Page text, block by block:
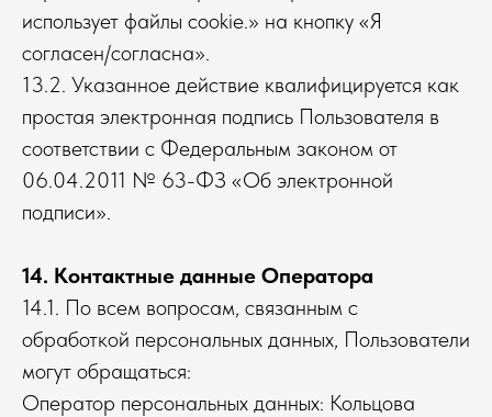
использует файлы cookie.» на кнопку «Я
согласен/согласна».
13.2. Указанное действие квалифицируется как
простая электронная подпись Пользователя в
соответствии с Федеральным законом от
06.04.2011 № 63-ФЗ «Об электронной
подписи».
14. Контактные данные Оператора
14.1. По всем вопросам, связанным с
обработкой персональных данных, Пользователи
могут обращаться:
Оператор персональных данных: Кольцова